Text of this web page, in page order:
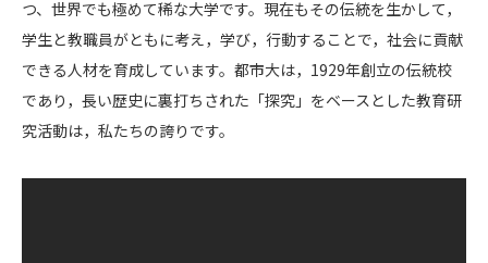
つ、世界でも極めて稀な大学です。現在もその伝統を生かして，
学生と教職員がともに考え，学び，行動することで，社会に貢献
できる人材を育成しています。都市大は，1929年創立の伝統校
であり，長い歴史に裏打ちされた「探究」をベースとした教育研
究活動は，私たちの誇りです。